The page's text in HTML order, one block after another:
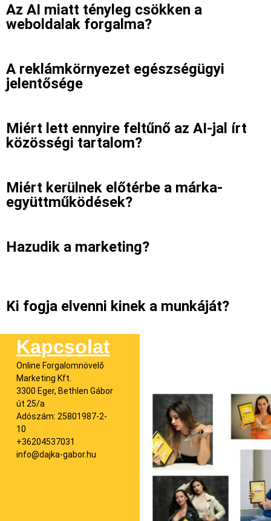
Az AI miatt tényleg csökken a
weboldalak forgalma?
A reklámkörnyezet egészségügyi
jelentősége
Miért lett ennyire feltűnő az AI-jal írt
közösségi tartalom?
Miért kerülnek előtérbe a márka-
együttműködések?
Hazudik a marketing?
Ki fogja elvenni kinek a munkáját?
Kapcsolat
Online Forgalomnövelő
Marketing Kft.
3300 Eger, Bethlen Gábor
út 25/a
Adószám: 25801987-2-
10
+36204537031
info@dajka-gabor.hu